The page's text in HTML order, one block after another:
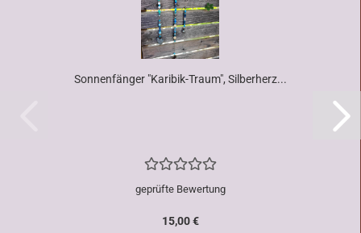
Sonnenfänger "Karibik-Traum", Silberherz...
geprüfte Bewertung
15,00 €